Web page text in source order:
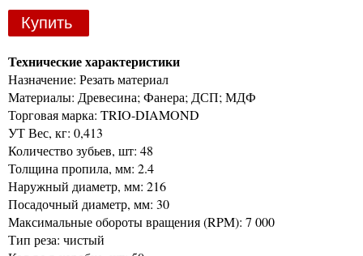
Купить
Технические характеристики
Назначение: Резать материал
Материалы: Древесина; Фанера; ДСП; МДФ
Торговая марка: TRIO-DIAMOND
УТ Вес, кг: 0,413
Количество зубьев, шт: 48
Толщина пропила, мм: 2.4
Наружный диаметр, мм: 216
Посадочный диаметр, мм: 30
Максимальные обороты вращения (RPM): 7 000
Тип реза: чистый